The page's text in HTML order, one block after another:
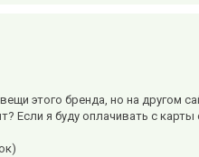
этого бренда, но на другом
Если я буду оплачивать с карты